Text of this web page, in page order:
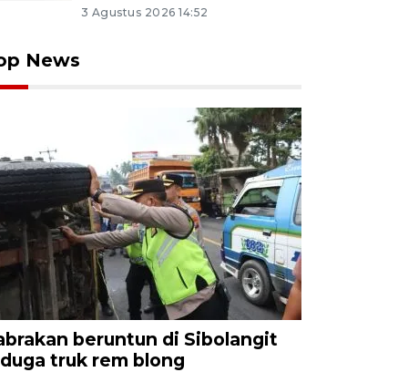
3 Agustus 2026 14:52
News
beruntun di Sibolangit
truk rem blong